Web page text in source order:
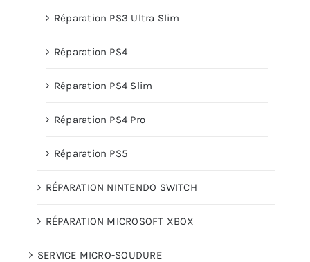
Réparation PS3 Ultra Slim
Réparation PS4
Réparation PS4 Slim
Réparation PS4 Pro
Réparation PS5
RÉPARATION NINTENDO SWITCH
RÉPARATION MICROSOFT XBOX
SERVICE MICRO-SOUDURE